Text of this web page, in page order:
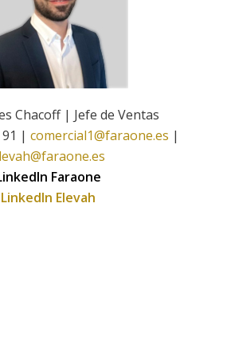
Chacoff | Jefe de Ventas
91 |comercial1@faraone.es |
Faraone
LinkedIn Elevah